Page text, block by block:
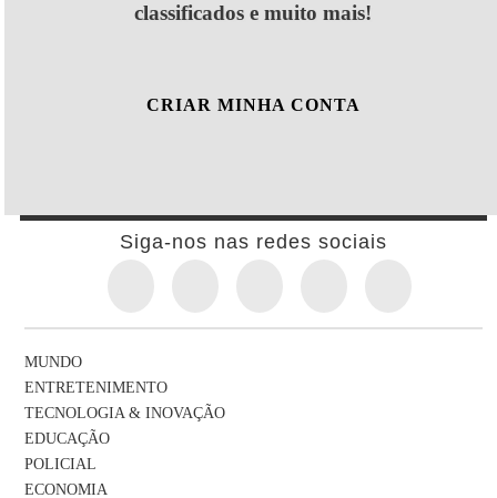
classificados e muito mais!
CRIAR MINHA CONTA
Siga-nos nas redes sociais
MUNDO
ENTRETENIMENTO
TECNOLOGIA & INOVAÇÃO
EDUCAÇÃO
POLICIAL
ECONOMIA